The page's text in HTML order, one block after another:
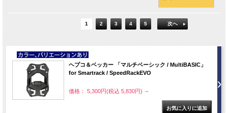
1 2 3 4 5 次へ
NEW
ヘプコ＆ベッカー 「マルチベーシック / MultiBASIC」
for Smartrack / SpeedRackEVO
価格： 5,300円(税込 5,830円) ～